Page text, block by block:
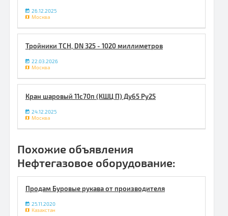
26.12.2025
Москва
Тройники ТСН, DN 325 - 1020 миллиметров
22.03.2026
Москва
Кран шаровый 11с70п (КШЦ П) Ду65 Ру25
24.12.2025
Москва
Похожие объявления
Нефтегазовое оборудование:
Продам Буровые рукава от производителя
25.11.2020
Казахстан